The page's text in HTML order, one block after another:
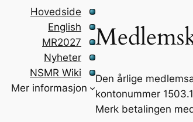
Hovedside
English
MR2027
Nyheter
NSMR Wiki
Mer informasjon
Den årlige
kontonummer
Merk betalingen